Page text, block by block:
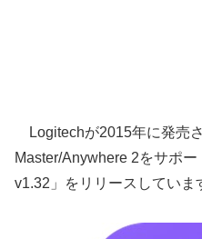
Logitechが2015年に発売
Master/Anywhere 2をサポ
v1.32」をリリースしていま